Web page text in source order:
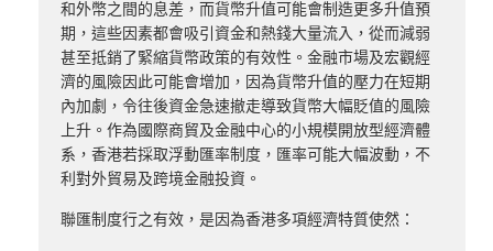
和外幣之間的息差，而貨幣升值可能會制造更多升值預
期，這些因素都會吸引資金和熱錢大量流入，從而減弱
甚至抵銷了緊縮貨幣政策的有效性。金融市場及宏觀經
濟的風險因此可能會增加，因為貨幣升值的壓力在短期
內加劇，令往後資金急速撤走導致貨幣大幅貶值的風險
上升。作為國際商貿及金融中心的小規模開放型經濟體
系，香港若採取浮動匯率制度，匯率可能大幅波動，不
利對外貿易及跨境金融投資。
聯匯制度行之有效，是因為香港多項經濟特質使然：